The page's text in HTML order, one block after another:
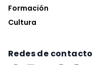
Formación
Cultura
Redes de contacto